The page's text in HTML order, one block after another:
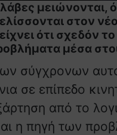
στον
ότι σχεδόν
μέσα
σύγχρονων
σε επίπεδο
από το
η πηγή των